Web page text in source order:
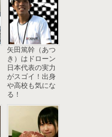
矢田篤幹（あつ
き）はドローン
日本代表の実力
がスゴイ！出身
や高校も気にな
る！